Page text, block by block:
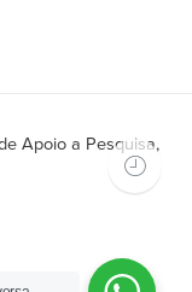
Apoio a Pesquisa,